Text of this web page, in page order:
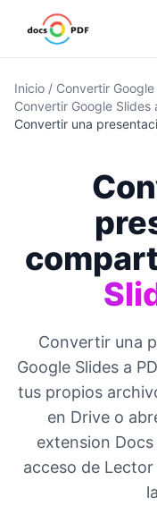
Inicio / Convertir
Convertir Google Slides
Convertir una
Convertir una
Google Slides a
tus propios
en Drive o
extension
acceso de